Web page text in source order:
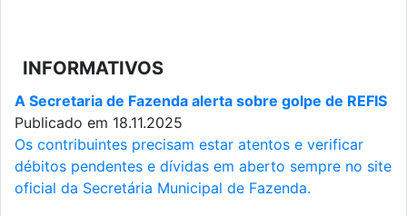
INFORMATIVOS
A Secretaria de Fazenda alerta sobre golpe de REFIS
Publicado em 18.11.2025
Os contribuintes precisam estar atentos e verificar
débitos pendentes e dívidas em aberto sempre no site
oficial da Secretária Municipal de Fazenda.